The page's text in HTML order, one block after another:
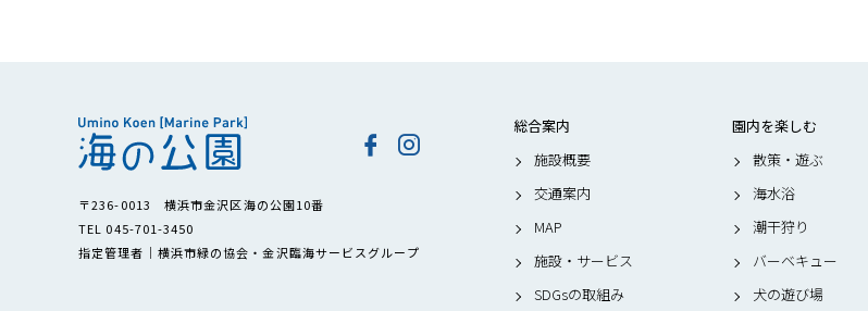
〒236-0013 横浜市金沢区海の公園10番
TEL 045-701-3450
指定管理者｜横浜市緑の協会・金沢臨海サービスグループ
総合案内
施設概要
交通案内
MAP
施設・サービス
SDGsの取組み
園内を楽しむ
散策・遊ぶ
海水浴
潮干狩り
バーベキュー
犬の遊び場